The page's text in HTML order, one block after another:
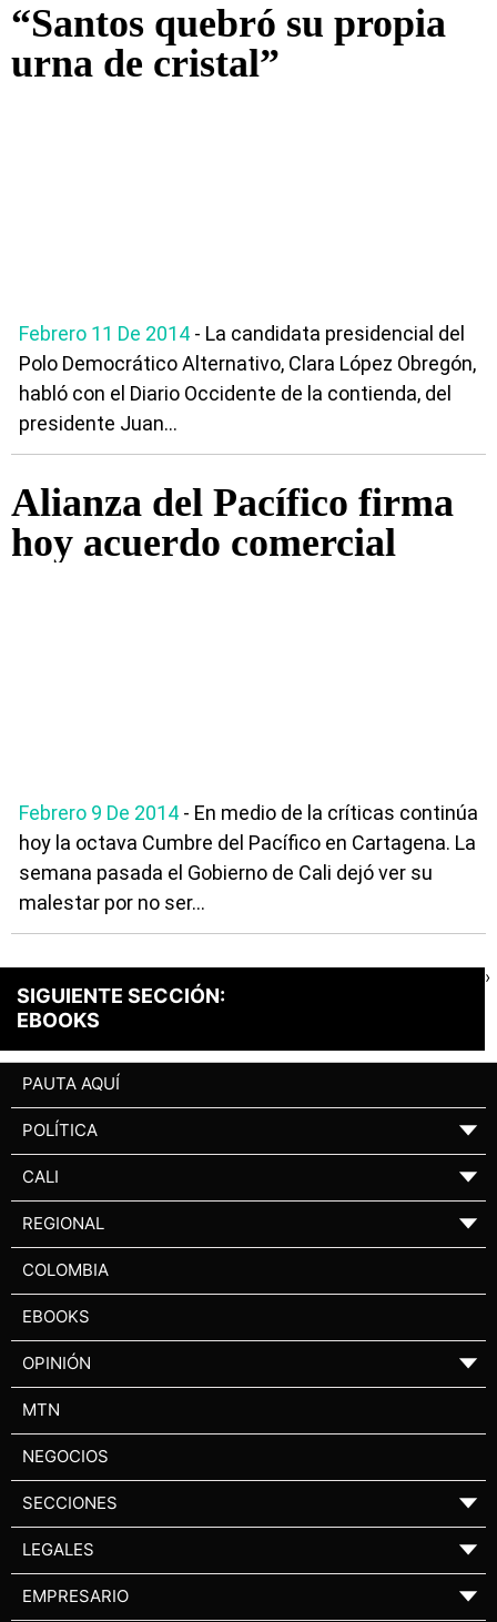
“Santos quebró su propia
urna de cristal”
Febrero 11 De 2014 - La candidata presidencial del
Polo Democrático Alternativo, Clara López Obregón,
habló con el Diario Occidente de la contienda, del
presidente Juan...
Alianza del Pacífico firma
hoy acuerdo comercial
Febrero 9 De 2014 - En medio de la críticas continúa
hoy la octava Cumbre del Pacífico en Cartagena. La
semana pasada el Gobierno de Cali dejó ver su
malestar por no ser...
SIGUIENTE SECCIÓN:
EBOOKS
›
PAUTA AQUÍ
POLÍTICA ▼
CALI ▼
REGIONAL ▼
COLOMBIA
EBOOKS
OPINIÓN ▼
MTN
NEGOCIOS
SECCIONES ▼
LEGALES ▼
EMPRESARIO ▼